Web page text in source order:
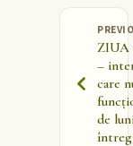
ZIUA
–
care
de